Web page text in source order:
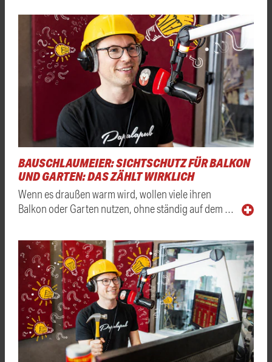
BAUSCHLAUMEIER: SICHTSCHUTZ FÜR BALKON
UND GARTEN: DAS ZÄHLT WIRKLICH
Wenn es draußen warm wird, wollen viele ihren
Balkon oder Garten nutzen, ohne ständig auf dem …